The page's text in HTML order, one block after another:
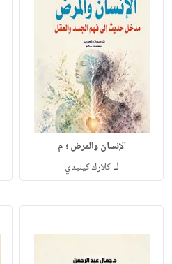
الإنسان والمرض ؛ م
لـكلارك كينيدي